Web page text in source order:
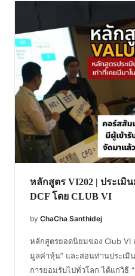
หลักสูตร VI202 | ประเมิ
DCF โดย CLUB VI
by ChaCha Santhidej
หลักสูตรยอดนิยมของ Club VI
มูลค่าหุ้น” และสอนท่านประเ
การยอมรับไปทั่วโลก ได้แก่วิธี